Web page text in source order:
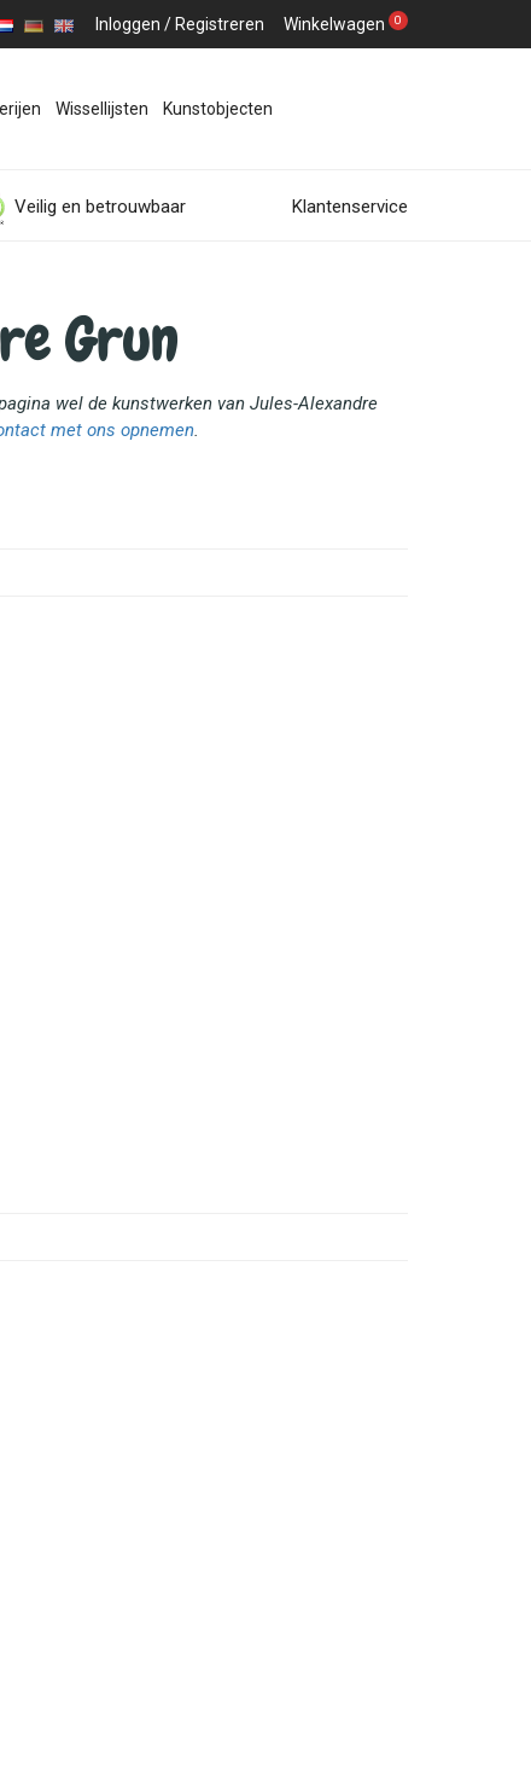
Inloggen / Registreren Winkelwagen 0
Wissellijsten Kunstobjecten
Veilig en betrouwbaar Klantenservice
Grun
wel de kunstwerken van Jules-Alexandre
met ons opnemen.